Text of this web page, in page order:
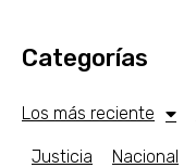
Categorías
Los más reciente
Justicia Nacional